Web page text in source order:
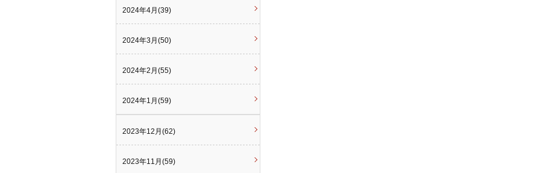
2024年4月(39)
2024年3月(50)
2024年2月(55)
2024年1月(59)
2023年12月(62)
2023年11月(59)